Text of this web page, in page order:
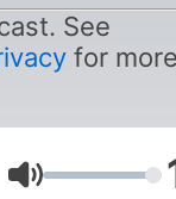
See
for
Volum